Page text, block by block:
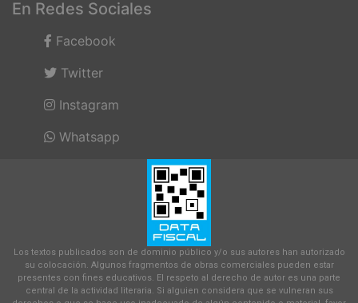
En Redes Sociales
Facebook
Twitter
Instagram
Whatsapp
Los textos publicados son de dominio público y/o sus autores han autorizado
su colocación. Algunos fragmentos de obras comerciales pueden estar
presentes con fines educativos. El respeto al derecho de autor es una parte
central de la actividad literaria. Si alguien considera que se vulneran sus